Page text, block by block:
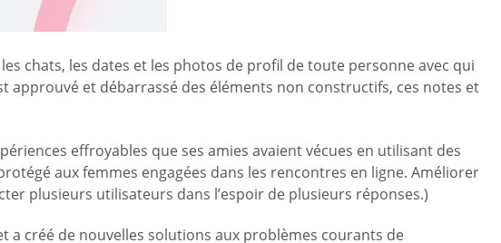
chats, les dates et les photos de profil de toute personne avec qui
approuvé et débarrassé des éléments non constructifs, ces notes et
effroyables que ses amies avaient vécues en utilisant des
aux femmes engagées dans les rencontres en ligne. Améliorer
plusieurs utilisateurs dans l’espoir de plusieurs réponses.)
a créé de nouvelles solutions aux problèmes courants de